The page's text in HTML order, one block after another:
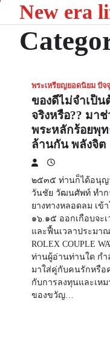
content
New era
พระเหรียญยอดนิยม ปัจ
ของดีไม่จำเป็น
จริงหรือ?? มา
พระหลักร้อยพุ
ล้านกัน พลังจิต
๒๕๓๕ ท่านก็ได้อนุญ
วันชัย วัฒนศัพท์ ทำก
ยางทางหลอดลม เข้
๑๖.๑๕ ออกเกือบจะ
และฟื้นเวลาประมา
ROLEX COUPLE
ท่านผู้อ่านท่านใด กำ
มาใส่คู่กับคนรักหรือ
กับการลงทุนและเห
ของขวัญ…